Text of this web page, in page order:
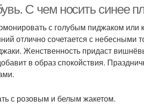
С чем носить синее
с голубым пиджаком или
отлично сочетается с
Женственность придаст
в образ спокойствия.
с розовым и белым жакетом.